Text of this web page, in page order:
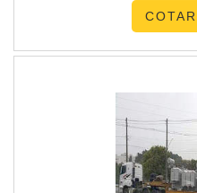
assim, é viável que o